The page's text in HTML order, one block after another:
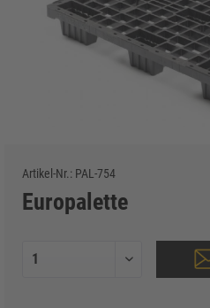
Artikel-Nr.: PAL-754
Europalette